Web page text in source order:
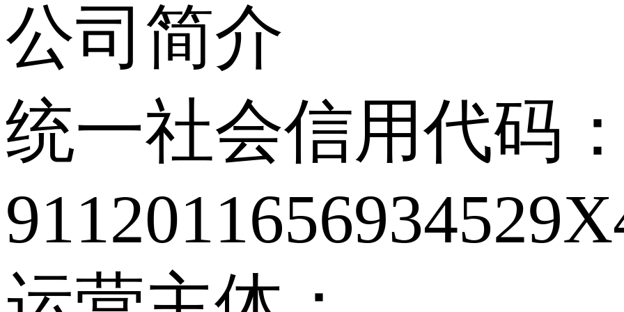
公司简介
统一社会信用代码